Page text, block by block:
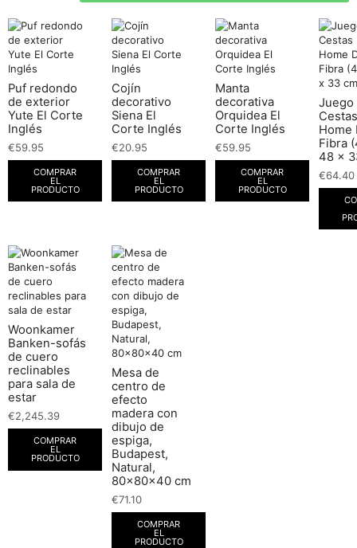
Puf redondo
de exterior
Yute El Corte
Inglés
€59.95
COMPRAR
EL
PRODUCTO
Cojín
decorativo
Siena El
Corte Inglés
€20.95
COMPRAR
EL
PRODUCTO
Manta
decorativa
Orquidea El
Corte Inglés
€59.95
COMPRAR
EL
PRODUCTO
Juego
Home
Fibra
48 x
€64.40
Woonkamer
Banken-sofás
de cuero
reclinables
para sala de
estar
€2,245.39
COMPRAR
EL
PRODUCTO
Mesa de
centro de
efecto
madera con
dibujo de
espiga,
Budapest,
Natural,
80x80x40 cm
€71.10
COMPRAR
EL
PRODUCTO